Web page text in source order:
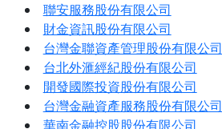
聯安服務股份有限公司
財金資訊股份有限公司
台灣金聯資產管理股份有限公司
台北外滙經紀股份有限公司
開發國際投資股份有限公司
台灣金融資產服務股份有限公司
華南金融控股股份有限公司